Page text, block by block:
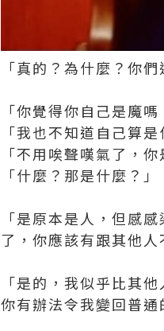
「真的？為什麼？你
「你覺得你自己是魔
「我也不知道自己算
「不用唉聲嘆氣了，
「什麼？那是什麼？」
「是原本是人，但感
了，你應該有跟其他
「是的，我似乎比其
你有辦法令我變回普